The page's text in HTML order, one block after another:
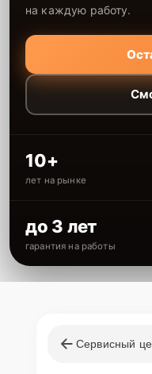
на каждую работу.
10+
лет на рынке
до 3 лет
гарантия на работы
Сервисный